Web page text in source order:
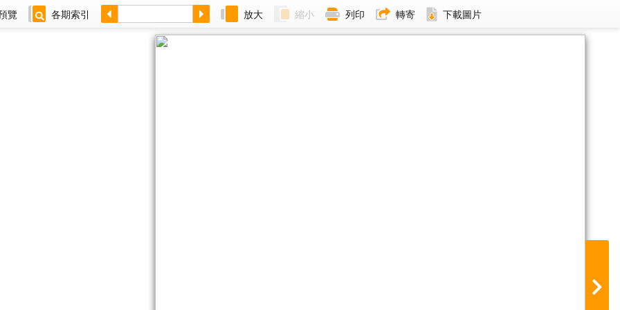
覽 各期索引 放大 縮小 列印 轉寄 下載圖片